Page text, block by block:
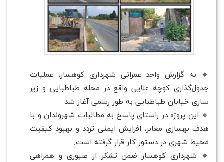
🔹 به گزارش واحد عمرانی شهرداری کوهسار، عملیات
جدول‌گذاری کوچه علایی واقع در محله طباطبایی و زیر
سازی خیابان طباطبایی به طور رسمی آغاز شد.
🔸 این پروژه در راستای پاسخ به مطالبات شهروندان و با
هدف بهسازی معابر، افزایش ایمنی تردد و بهبود کیفیت
محیط شهری در دستور کار قرار گرفته است.
🔹 شهرداری کوهسار ضمن تشکر از صبوری و همراهی